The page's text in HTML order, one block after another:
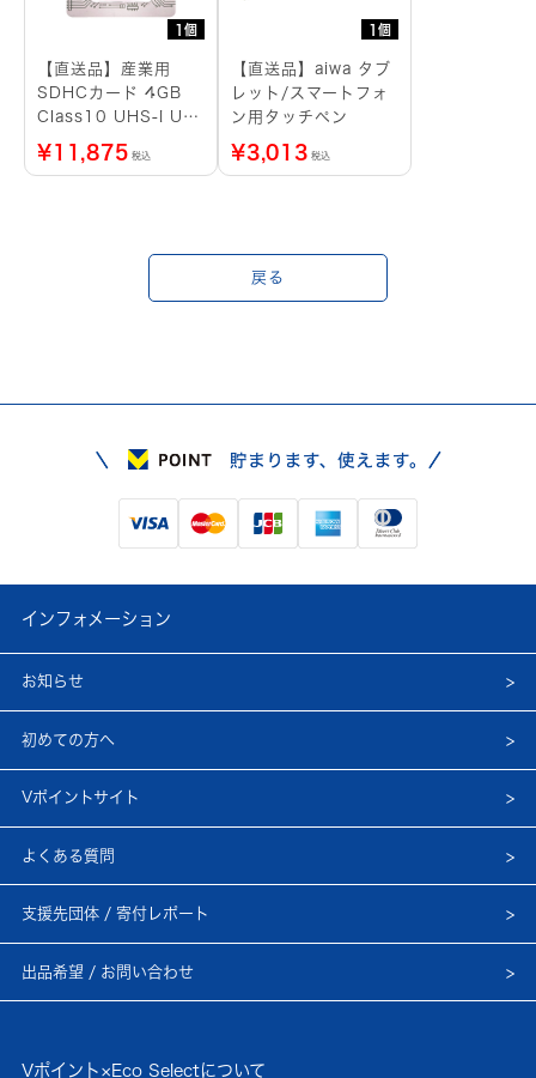
1個
【直送品】産業用
SDHCカード 4GB
Class10 UHS-I U1
SLC ブリスターパッ
ケージ
¥11,875 税込
1個
【直送品】aiwa タブ
レット/スマートフォ
ン用タッチペン
¥3,013 税込
戻る
インフォメーション
お知らせ
初めての方へ
Vポイントサイト
よくある質問
支援先団体 / 寄付レポート
出品希望 / お問い合わせ
Vポイント×Eco Selectについて